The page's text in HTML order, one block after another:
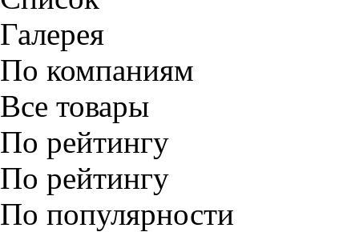
Галерея
По компаниям
Все товары
По рейтингу
По рейтингу
По популярности